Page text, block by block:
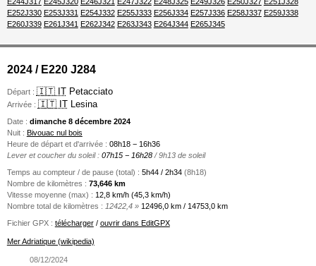
E252J330 E253J331 E254J332 E255J333 E256J334 E257J336 E258J337 E259J338
E260J339 E261J341 E262J342 E263J343 E264J344 E265J345
2024 / E220 J284
Départ : 🇮🇹 ITPetacciato
Arrivée : 🇮🇹 ITLesina
Date : dimanche 8 décembre 2024
Nuit : Bivouac nul bois
Heure de départ et d'arrivée : 08h18 − 16h36
Lever et coucher du soleil :07h15 − 16h28 / 9h13 de soleil
Temps au compteur / de pause (total) : 5h44 / 2h34 (8h18)
Nombre de kilomètres : 73,646 km
Vitesse moyenne (max) : 12,8 km/h (45,3 km/h)
Nombre total de kilomètres : 12422,4 »12496,0 km / 14753,0 km
Fichier GPX : télécharger/ ouvrir dans EditGPX
Mer Adriatique (wikipedia)
08/12/2024